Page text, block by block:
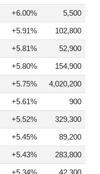
+6.00% 5,500
+5.91% 102,800
+5.81% 52,900
+5.80% 154,900
+5.75% 4,020,200
+5.61% 900
+5.52% 329,300
+5.45% 89,200
+5.43% 283,800
+5.34% 42,300